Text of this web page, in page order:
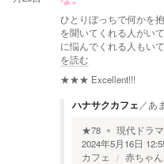
ひとりぼっちで何かを
を聞いてくれる人がい
に悩んでくれる人もい
を読む
★★★ Excellent!!!
ハナサクカフェ ／あ
★78 現代ドラマ
2024年5月16日
カフェ
赤ちゃん